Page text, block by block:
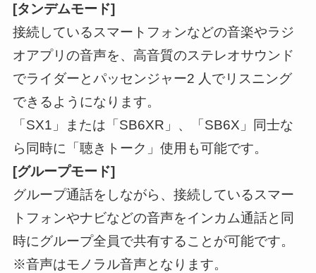
[タンデムモード]
接続しているスマートフォンなどの音楽やラジ
オアプリの音声を、高音質のステレオサウンド
でライダーとパッセンジャー2 人でリスニング
できるようになります。
「SX1」または「SB6XR」、「SB6X」同士な
ら同時に「聴きトーク」使用も可能です。
[グループモード]
グループ通話をしながら、接続しているスマー
トフォンやナビなどの音声をインカム通話と同
時にグループ全員で共有することが可能です。
※音声はモノラル音声となります。